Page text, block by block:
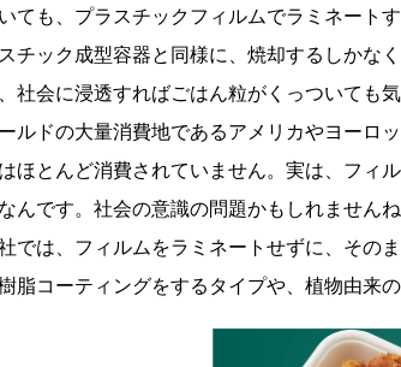
ても、プラスチックフィルムでラミネート
チック成型容器と同様に、焼却するしかな
社会に浸透すればごはん粒がくっついても
ルドの大量消費地であるアメリカやヨーロ
ほとんど消費されていません。実は、フィ
んです。社会の意識の問題かもしれませんね
では、フィルムをラミネートせずに、その
脂コーティングをするタイプや、植物由来